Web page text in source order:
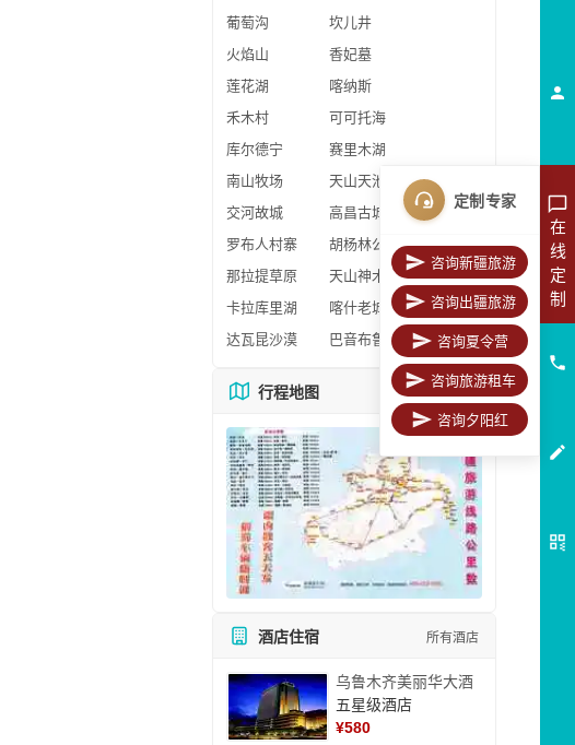
葡萄沟
坎儿井
火焰山
香妃墓
莲花湖
喀纳斯
禾木村
可可托海
库尔德宁
赛里木湖
南山牧场
天山天池
交河故城
高昌古城
罗布人村寨
胡杨林公园
那拉提草原
天山神木园
卡拉库里湖
喀什老城区
达瓦昆沙漠
巴音布鲁克
行程地图 更多地图
酒店住宿 所有酒店
乌鲁木齐美丽华大酒
五星级酒店
¥580
在
线
定
制
定制专家
咨询新疆旅游
咨询出疆旅游
咨询夏令营
咨询旅游租车
咨询夕阳红